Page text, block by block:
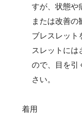
すが、状態や
または改善
ブレスレット
スレットには
ので、目を引
さい。
着用